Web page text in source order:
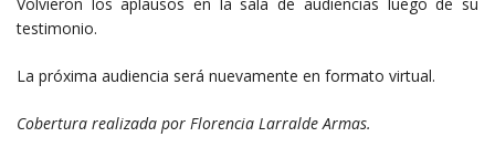
testimonio.
La próxima audiencia será nuevamente en formato virtual.
Cobertura realizada por Florencia Larralde Armas.